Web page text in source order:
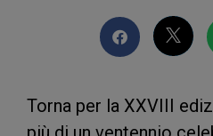
Torna per la XXVIII